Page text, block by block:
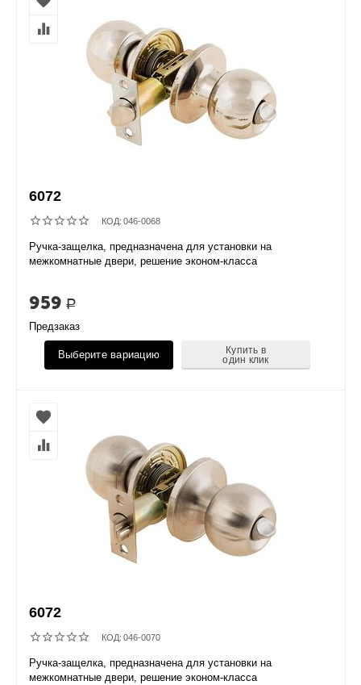
6072
КОД: 046-0068
Ручка-защелка, предназначена для установки на
межкомнатные двери, решение эконом-класса
959 Р
Предзаказ
Выберите вариацию
Купить в
один клик
6072
КОД: 046-0070
Ручка-защелка, предназначена для установки на
межкомнатные двери, решение эконом-класса